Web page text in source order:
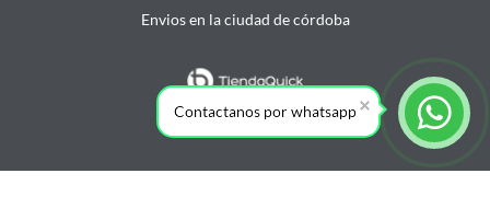
Envios en la ciudad de córdoba
Contactanos por whatsapp